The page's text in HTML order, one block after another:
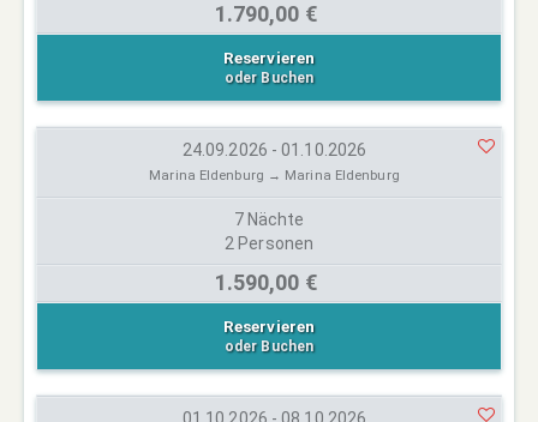
1.790,00 €
Reservieren
oder Buchen
24.09.2026 - 01.10.2026
Marina Eldenburg → Marina Eldenburg
7 Nächte
2 Personen
1.590,00 €
Reservieren
oder Buchen